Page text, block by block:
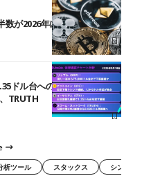
数が2026年に仮想通貨採用」
ドル台への下落視野【仮想
TRUTH
析ツール スタックス シンボル